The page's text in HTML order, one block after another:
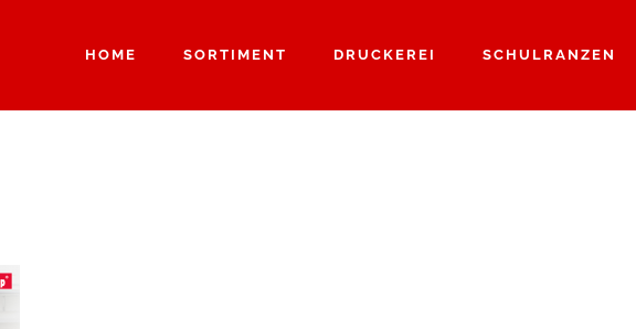
HOME SORTIMENT DRUCKEREI SCHULRANZEN